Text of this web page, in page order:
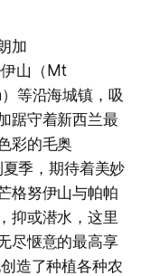
加
伊山（Mt
等沿海城镇，吸
踞守着新西兰最
彩的毛奥
季，期待着美妙
格努伊山与帕帕
抑或潜水，这里
尽惬意的最高享
造了种植各种农